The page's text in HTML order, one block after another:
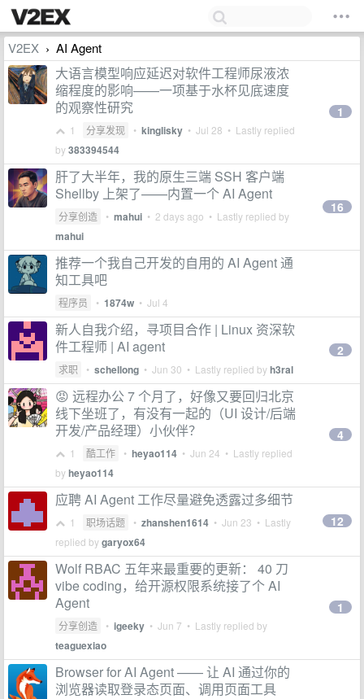
V2EX › AI Agent
大语言模型响应延迟对软件工程师尿液浓
缩程度的影响——一项基于水杯见底速度
的观察性研究
1 分享发现 • kinglisky • Jul 28 • Lastly replied
by383394544
1
肝了大半年，我的原生三端 SSH 客户端
Shellby 上架了——内置一个 AI Agent
分享创造 • mahui • 2 days ago • Lastly replied by
mahui
16
推荐一个我自己开发的自用的 AI Agent 通
知工具吧
程序员 • 1874w • Jul 4
新人自我介绍，寻项目合作 | Linux 资深软
件工程师 | AI agent
求职 • schellong • Jun 30 • Lastly replied byh3ral
2
😡 远程办公 7 个月了，好像又要回归北京
线下坐班了，有没有一起的（UI 设计/后端
开发/产品经理）小伙伴？
1 酷工作 • heyao114 • Jun 24 • Lastly replied
byheyao114
4
应聘 AI Agent 工作尽量避免透露过多细节
1 职场话题 • zhanshen1614 • Jun 23 • Lastly
replied bygaryox64
12
Wolf RBAC 五年来最重要的更新： 40 刀
vibe coding，给开源权限系统接了个 AI
Agent
分享创造 • igeeky • Jun 7 • Lastly replied by
teaguexiao
1
Browser for AI Agent —— 让 AI 通过你的
浏览器读取登录态页面、调用页面工具